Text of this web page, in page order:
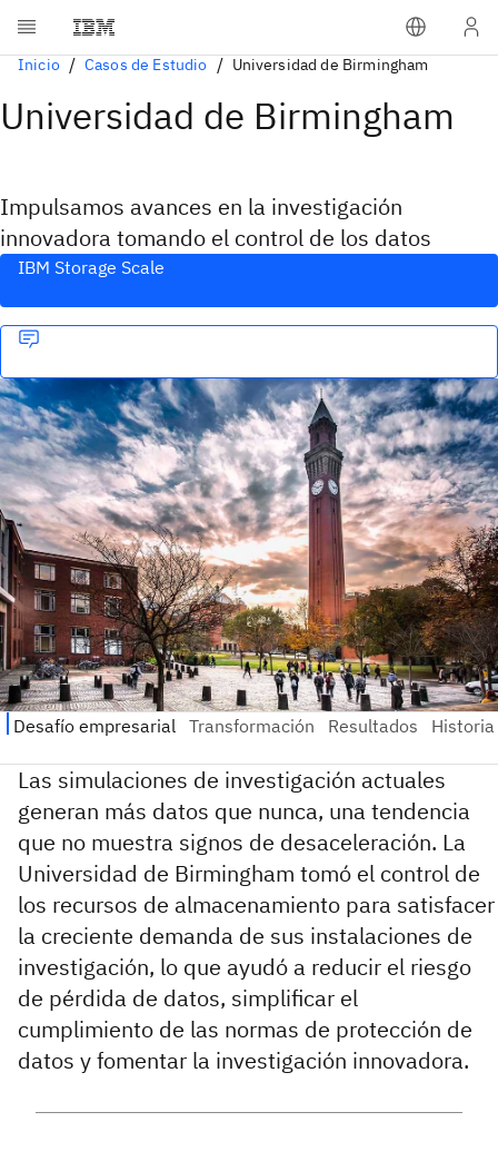
Inicio Casos de Estudio Universidad de Birmingham
Universidad de Birmingham
Impulsamos avances en la investigación
innovadora tomando el control de los datos
IBM Storage Scale
Las simulaciones de investigación actuales
generan más datos que nunca, una tendencia
que no muestra signos de desaceleración. La
Universidad de Birmingham tomó el control de
los recursos de almacenamiento para satisfacer
la creciente demanda de sus instalaciones de
investigación, lo que ayudó a reducir el riesgo
de pérdida de datos, simplificar el
cumplimiento de las normas de protección de
datos y fomentar la investigación innovadora.